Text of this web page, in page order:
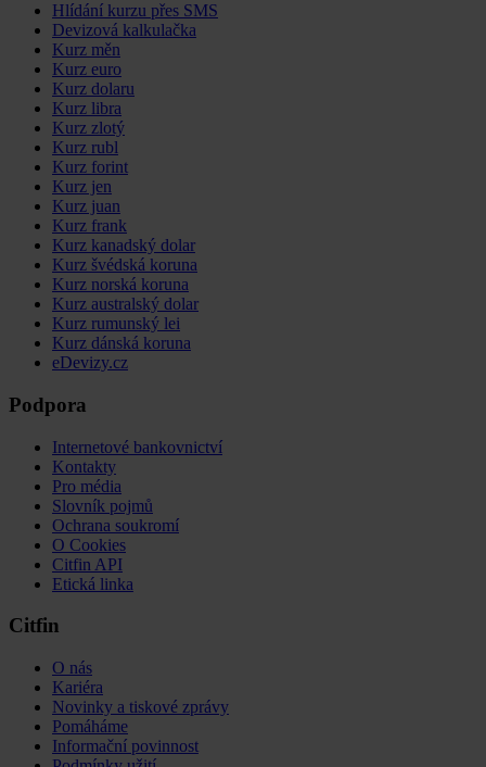
Hlídání kurzu přes SMS
Devizová kalkulačka
Kurz měn
Kurz euro
Kurz dolaru
Kurz libra
Kurz zlotý
Kurz rubl
Kurz forint
Kurz jen
Kurz juan
Kurz frank
Kurz kanadský dolar
Kurz švédská koruna
Kurz norská koruna
Kurz australský dolar
Kurz rumunský lei
Kurz dánská koruna
eDevizy.cz
Podpora
Internetové bankovnictví
Kontakty
Pro média
Slovník pojmů
Ochrana soukromí
O Cookies
Citfin API
Etická linka
Citfin
O nás
Kariéra
Novinky a tiskové zprávy
Pomáháme
Informační povinnost